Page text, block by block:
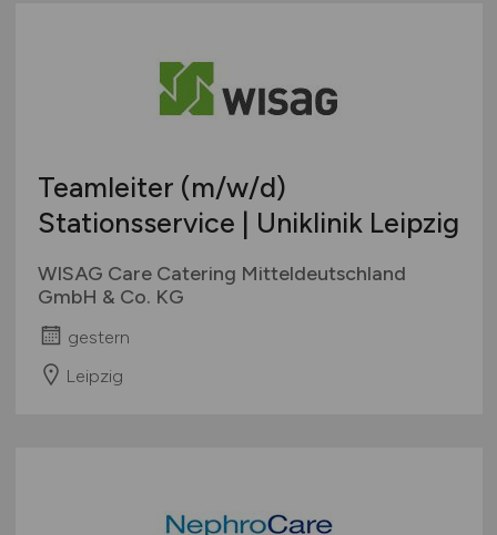
Teamleiter (m/w/d)
Stationsservice | Uniklinik Leipzig
WISAG Care Catering Mitteldeutschland
GmbH & Co. KG
gestern
Leipzig